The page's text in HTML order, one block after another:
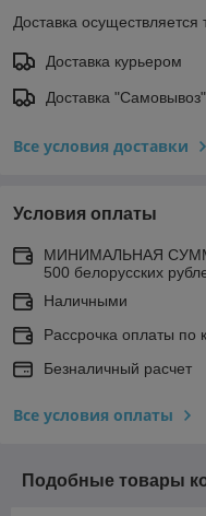
Доставка осуществляется
Доставка курьером
Доставка "Самовывоз"
Все условия доставки
Условия оплаты
МИНИМАЛЬНАЯ
500 белорусских
Наличными
Рассрочка оплаты по
Безналичный расчет
Все условия оплаты
Подобные товары